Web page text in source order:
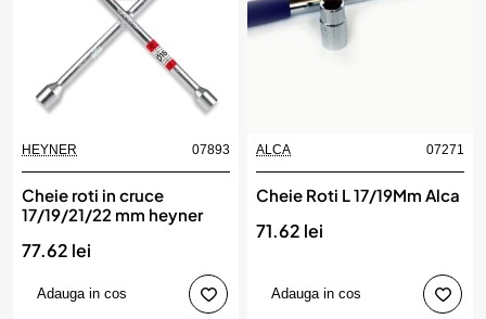
HEYNER 07893
Cheie roti in cruce
17/19/21/22 mm heyner
77.62 lei
Adauga in cos
ALCA 07271
Cheie Roti L 17/19Mm Alca
71.62 lei
Adauga in cos